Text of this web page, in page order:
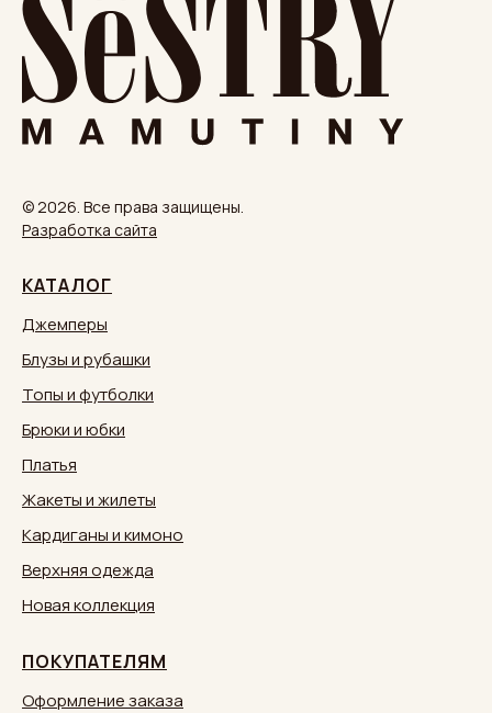
© 2026. Все права защищены.
Разработка сайта
КАТАЛОГ
Джемперы
Блузы и рубашки
Топы и футболки
Брюки и юбки
Платья
Жакеты и жилеты
Кардиганы и кимоно
Верхняя одежда
Новая коллекция
ПОКУПАТЕЛЯМ
Оформление заказа